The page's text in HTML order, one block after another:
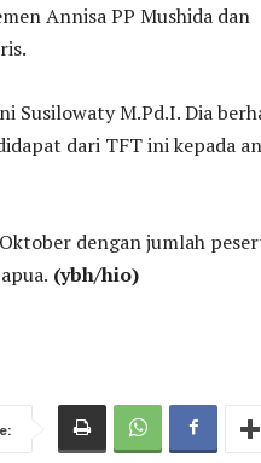
Annisa PP Mushida dan
Susilowaty M.Pd.I. Dia
dari TFT ini kepada
dengan jumlah
(ybh/hio)